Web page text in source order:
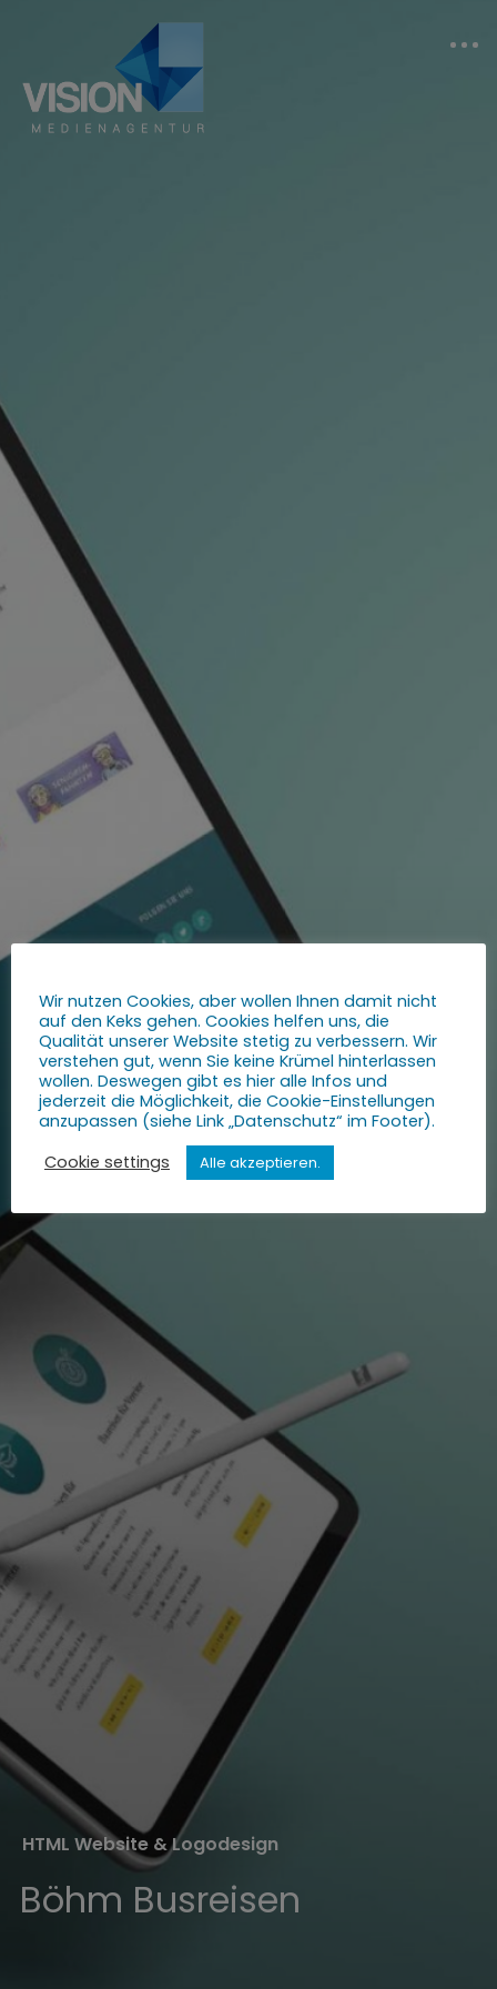
Web.
Fotografie.
Video.
HTML Website & Logodesign
Böhm Busreisen
Wir nutzen Cookies, aber wollen Ihnen damit nicht
auf den Keks gehen. Cookies helfen uns, die
Qualität unserer Website stetig zu verbessern. Wir
verstehen gut, wenn Sie keine Krümel hinterlassen
wollen. Deswegen gibt es hier alle Infos und
jederzeit die Möglichkeit, die Cookie-Einstellungen
anzupassen (siehe Link „Datenschutz“ im Footer).
Cookie settings
Alle akzeptieren.